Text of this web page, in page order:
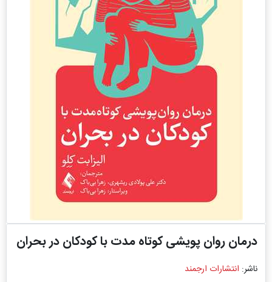
درمان روان پویشی کوتاه مدت با کودکان در بحران
ناشر: انتشارات ارجمند